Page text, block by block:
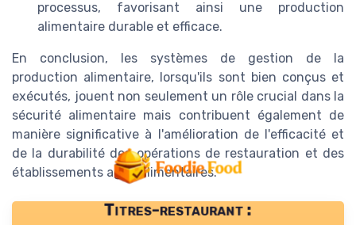
processus, favorisant ainsi une production
alimentaire durable et efficace.
En conclusion, les systèmes de gestion de la
production alimentaire, lorsqu'ils sont bien conçus et
exécutés, jouent non seulement un rôle crucial dans la
sécurité alimentaire mais contribuent également de
manière significative à l'amélioration de l'efficacité et
de la durabilité des opérations de restauration et des
établissements agro-alimentaires.
Titres-restaurant :